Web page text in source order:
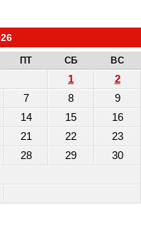
ПТ СБ ВС
1
2
7 8
9
14 15
16
21 22
23
28 29
30